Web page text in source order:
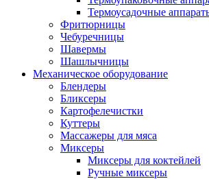
Термоусадочные
Фритюрницы
Чебуречницы
Шавермы
Шашлычницы
Механическое оборудование
Блендеры
Бликсеры
Картофелечистки
Куттеры
Массажеры для мяса
Миксеры
Миксеры для коктейлей
Ручные миксеры